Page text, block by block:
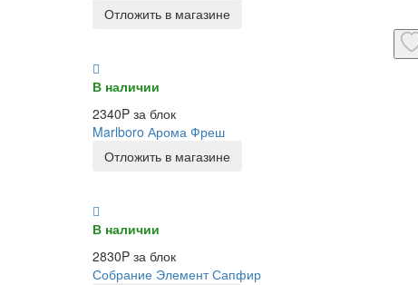
Отложить в магазине
В наличии
2340P за блок
Marlboro Арома Фреш
Отложить в магазине
В наличии
2830P за блок
Собрание Элемент Сапфир